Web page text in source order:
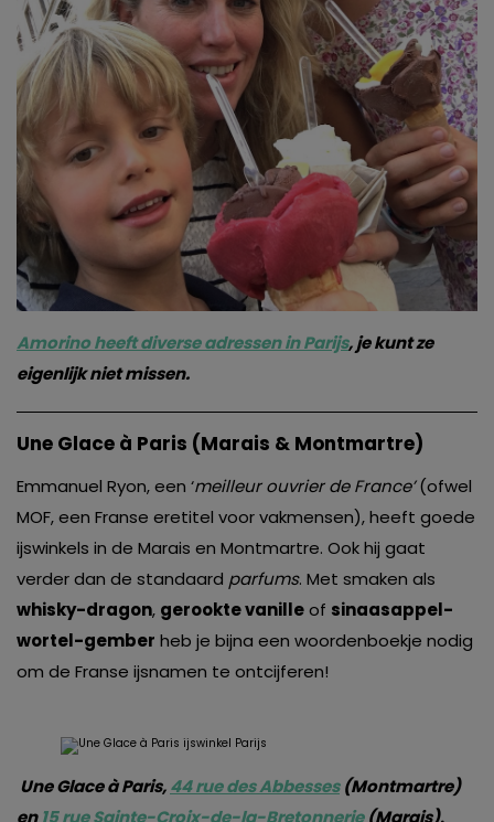
Amorino heeft diverse adressen in Parijs, je kunt ze
eigenlijk niet missen.
Une Glace à Paris (Marais & Montmartre)
Emmanuel Ryon, een ‘meilleur ouvrier de France’(ofwel
MOF, een Franse eretitel voor vakmensen), heeft goede
ijswinkels in de Marais en Montmartre. Ook hij gaat
verder dan de standaard parfums. Met smaken als
whisky-dragon, gerookte vanilleof sinaasappel-
wortel-gember heb je bijna een woordenboekje nodig
om de Franse ijsnamen te ontcijferen!
Une Glace à Paris,44 rue des Abbesses(Montmartre)
en15 rue Sainte-Croix-de-la-Bretonnerie(Marais).